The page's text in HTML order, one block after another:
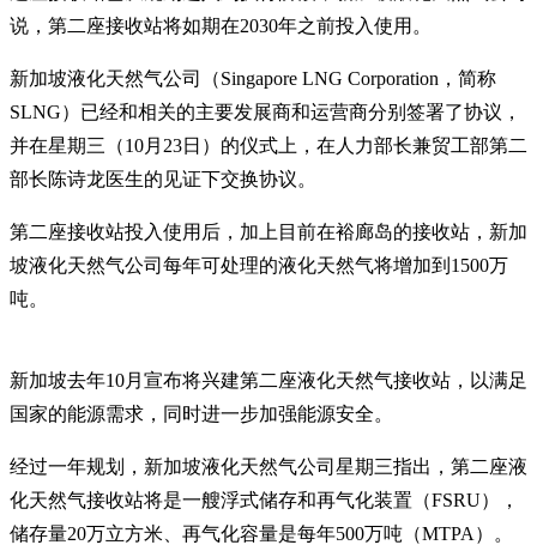
说，第二座接收站将如期在2030年之前投入使用。
新加坡液化天然气公司（Singapore LNG Corporation，简称
SLNG）已经和相关的主要发展商和运营商分别签署了协议，
并在星期三（10月23日）的仪式上，在人力部长兼贸工部第二
部长陈诗龙医生的见证下交换协议。
第二座接收站投入使用后，加上目前在裕廊岛的接收站，新加
坡液化天然气公司每年可处理的液化天然气将增加到1500万
吨。
新加坡去年10月宣布将兴建第二座液化天然气接收站，以满足
国家的能源需求，同时进一步加强能源安全。
经过一年规划，新加坡液化天然气公司星期三指出，第二座液
化天然气接收站将是一艘浮式储存和再气化装置（FSRU），
储存量20万立方米、再气化容量是每年500万吨（MTPA）。